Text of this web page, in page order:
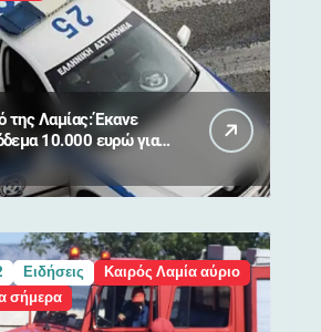
της Λαμίας: Έκανε
10.000 ευρώ για
Ειδήσεις
Καιρός Λαμία αύριο
σήμερα